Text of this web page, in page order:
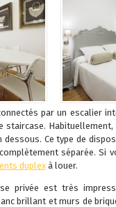
par un escalier
Habituellement,
Ce type de
séparée. Si
duplexà louer.
privée est très
brillant et murs de